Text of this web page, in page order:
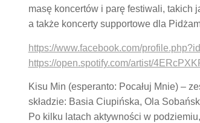
masę koncertów i parę festiwali, takich
a także koncerty supportowe dla
https://www.facebook.com/
https://open.spotify.com/artist/
Kisu Min (esperanto: Pocałuj Mnie) –
składzie: Basia Ciupińska, Ola
Po kilku latach aktywności w